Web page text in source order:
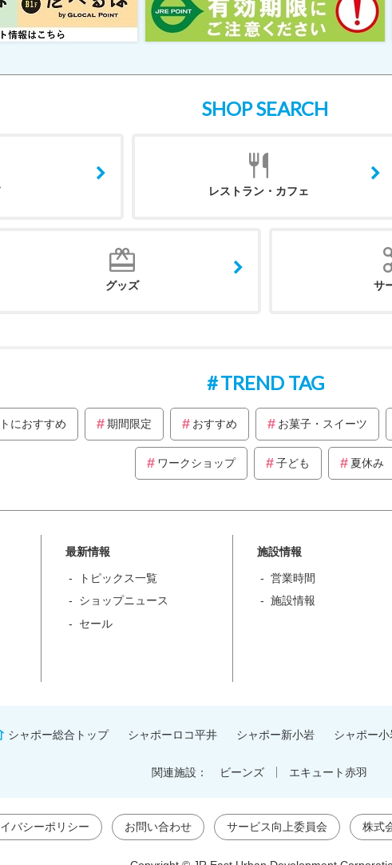
SHOP SEARCH
レストラン・カフェ
グッズ サ
TREND TAG
におすすめ 期間限定 おすすめ お菓子・スイーツ
ワークショップ 子ども 夏休み
最新情報
トピックス一覧
ショップニュース
セール
施設情報
営業時間
施設情報
シャポー総合トップ シャポーロコ平井 シャポー新小岩 シャポー小
関連施設： ビーンズ エキュート赤羽
バシーポリシー お問い合わせ サービス向上委員会 株式